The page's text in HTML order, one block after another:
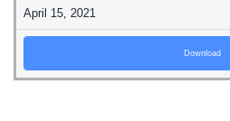
April 15, 2021
Download